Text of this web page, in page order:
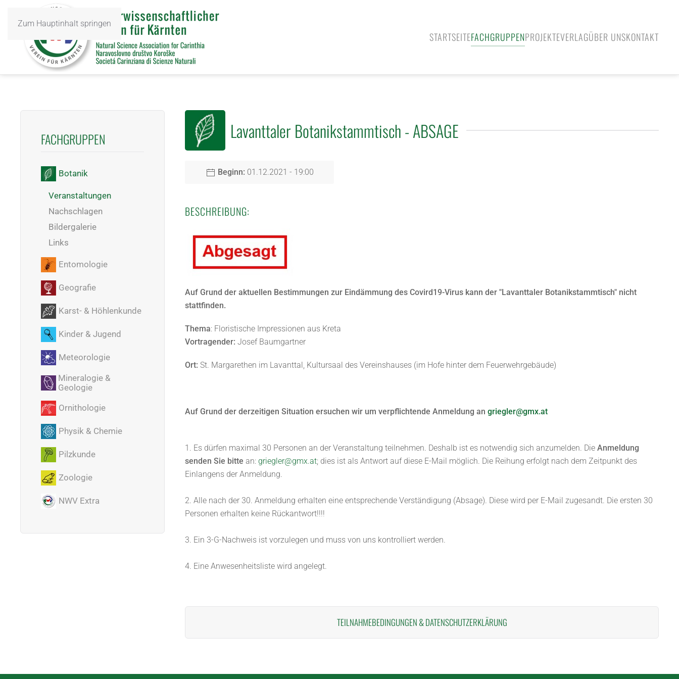
Zum Hauptinhalt springen
STARTSEITEFACHGRUPPENPROJEKTEVERLAGÜBER UNSKONTAKT
FACHGRUPPEN
Botanik
Veranstaltungen
Nachschlagen
Bildergalerie
Links
Entomologie
Geografie
Karst- & Höhlenkunde
Kinder & Jugend
Meteorologie
Mineralogie &
Geologie
Ornithologie
Physik & Chemie
Pilzkunde
Zoologie
NWV Extra
Lavanttaler Botanikstammtisch - ABSAGE
Beginn: 01.12.2021 - 19:00
BESCHREIBUNG:
Auf Grund der aktuellen Bestimmungen zur Eindämmung des Covird19-Virus kann der "Lavanttaler Botanikstammtisch" nicht
stattfinden.
Thema: Floristische Impressionen aus Kreta
Vortragender: Josef Baumgartner
Ort: St. Margarethen im Lavanttal, Kultursaal des Vereinshauses (im Hofe hinter dem Feuerwehrgebäude)
Auf Grund der derzeitigen Situation ersuchen wir um verpflichtende Anmeldung an griegler@gmx.at
1. Es dürfen maximal 30 Personen an der Veranstaltung teilnehmen. Deshalb ist es notwendig sich anzumelden. Die Anmeldung
senden Sie bitte an: griegler@gmx.at; dies ist als Antwort auf diese E-Mail möglich. Die Reihung erfolgt nach dem Zeitpunkt des
Einlangens der Anmeldung.
2. Alle nach der 30. Anmeldung erhalten eine entsprechende Verständigung (Absage). Diese wird per E-Mail zugesandt. Die ersten 30
Personen erhalten keine Rückantwort!!!!
3. Ein 3-G-Nachweis ist vorzulegen und muss von uns kontrolliert werden.
4. Eine Anwesenheitsliste wird angelegt.
TEILNAHMEBEDINGUNGEN &DATENSCHUTZERKLÄRUNG